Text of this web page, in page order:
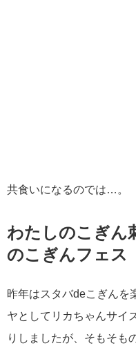
共食いになるのでは…。
わたしのこぎん
のこぎんフェス
昨年はスタバdeこぎんを
ヤとしてリカちゃんサイ
りしましたが、そもそも